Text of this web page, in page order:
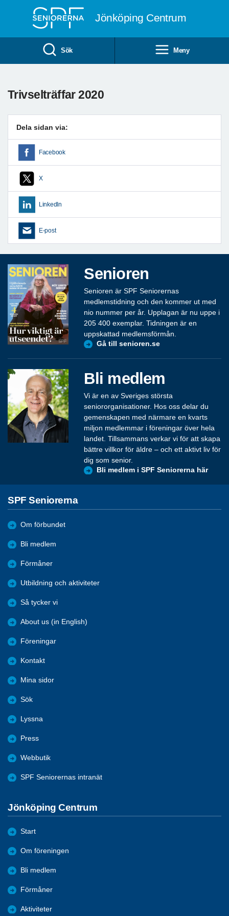
Jönköping Centrum
Sök Meny
Trivselträffar 2020
Dela sidan via:
Facebook
X
LinkedIn
E-post
Senioren
Senioren är SPF Seniorernas
medlemstidning och den kommer ut med
nio nummer per år. Upplagan är nu uppe i
205 400 exemplar. Tidningen är en
uppskattad medlemsförmån.
Gå till senioren.se
Bli medlem
Vi är en av Sveriges största
seniororganisationer. Hos oss delar du
gemenskapen med närmare en kvarts
miljon medlemmar i föreningar över hela
landet. Tillsammans verkar vi för att skapa
bättre villkor för äldre – och ett aktivt liv för
dig som senior.
Bli medlem i SPF Seniorerna här
SPF Seniorerna
Om förbundet
Bli medlem
Förmåner
Utbildning och aktiviteter
Så tycker vi
About us (in English)
Föreningar
Kontakt
Mina sidor
Sök
Lyssna
Press
Webbutik
SPF Seniorernas intranät
Jönköping Centrum
Start
Om föreningen
Bli medlem
Förmåner
Aktiviteter